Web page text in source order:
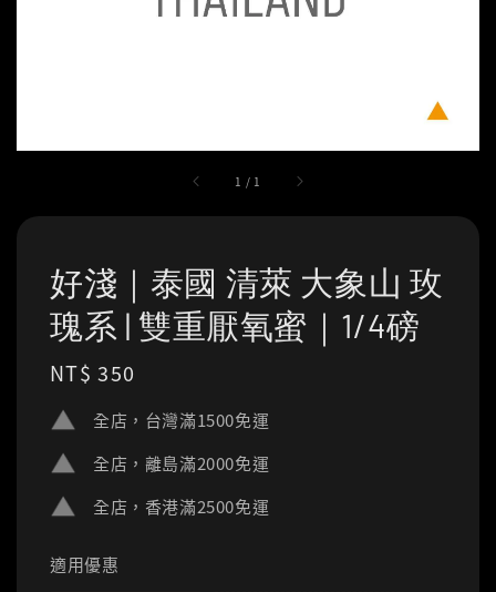
1 / 1
好淺｜泰國 清萊 大象山 玫
瑰系 | 雙重厭氧蜜｜1/4磅
Regular
NT$ 350
全店，台灣滿1500免運
全店，離島滿2000免運
全店，香港滿2500免運
適用優惠